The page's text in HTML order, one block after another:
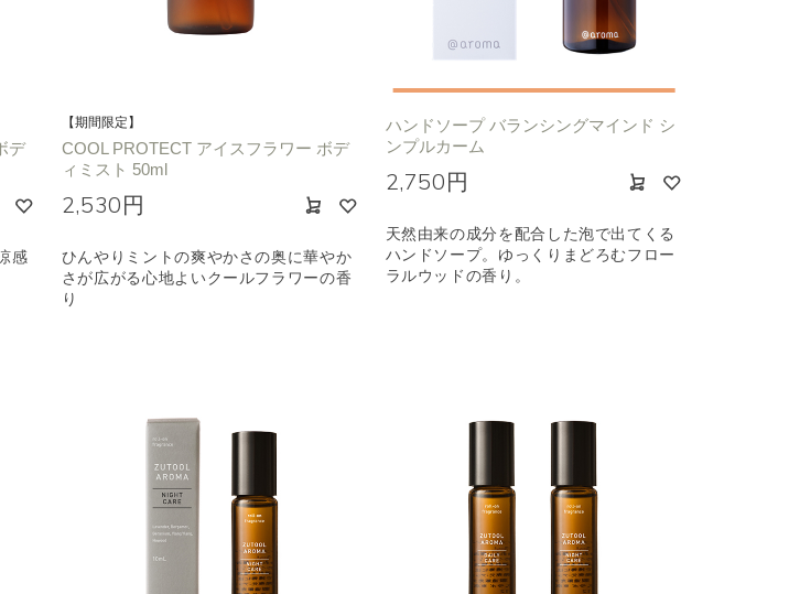
デ
感
【期間限定】
COOL PROTECT アイスフラワー ボデ
ィミスト 50ml
2,530円
ひんやりミントの爽やかさの奥に華やか
さが広がる心地よいクールフラワーの香
り
ハンドソープ バランシングマインド シ
ンプルカーム
2,750円
天然由来の成分を配合した泡で出てくる
ハンドソープ。ゆっくりまどろむフロー
ラルウッドの香り。